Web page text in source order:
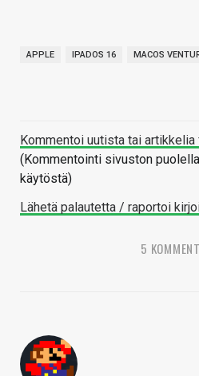
APPLE IPADOS 16 MACOS
Kommentoi uutista tai
(Kommentointi sivuston
käytöstä)
Lähetä palautetta / raportoi
5